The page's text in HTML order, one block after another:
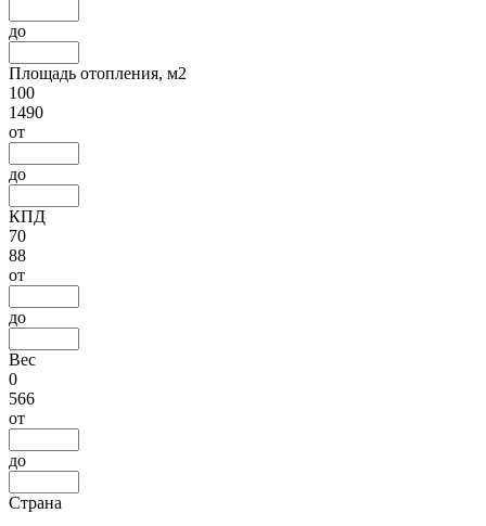
до
Площадь отопления, м2
100
1490
от
до
КПД
70
88
от
до
Вес
0
566
от
до
Страна